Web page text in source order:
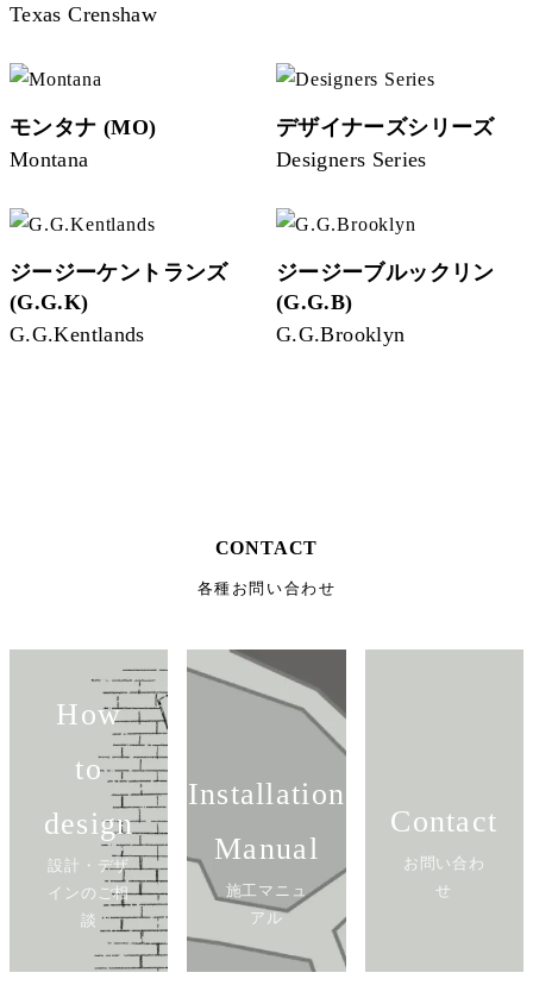
Texas Crenshaw
モンタナ (MO)
Montana
デザイナーズシリーズ
Designers Series
ジージーケントランズ
(G.G.K)
G.G.Kentlands
ジージーブルックリン
(G.G.B)
G.G.Brooklyn
CONTACT
各種お問い合わせ
How
to
design
設計・デザ
インのご相
談
Installation
Manual
施工マニュ
アル
Contact
お問い合わ
せ